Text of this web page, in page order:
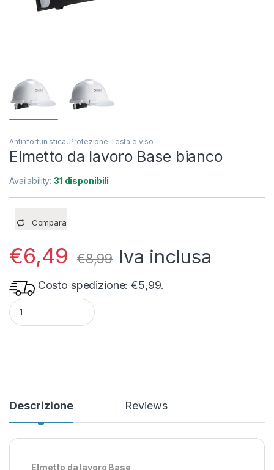
Antinfortunistica, Protezione Testa e viso
Elmetto da lavoro Base bianco
Availability:31 disponibili
Compara
€6,49 €8,99 Iva inclusa
Costo spedizione: €5,99.
Elmetto da lavoro Base bianco quantity
Descrizione Reviews
Elmetto da lavoro Base